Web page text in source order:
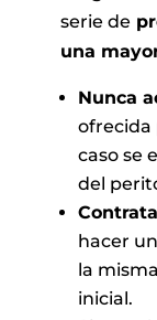
serie de
una
Nunca
ofrecida
caso se
del
hacer
la
inicial.